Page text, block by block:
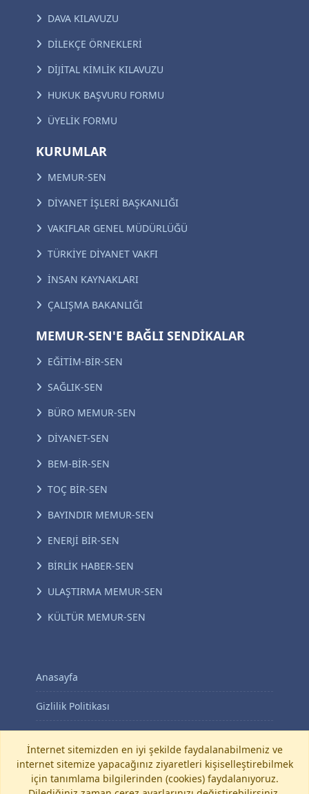
DAVA KILAVUZU
DİLEKÇE ÖRNEKLERİ
DİJİTAL KİMLİK KILAVUZU
HUKUK BAŞVURU FORMU
ÜYELİK FORMU
KURUMLAR
MEMUR-SEN
DİYANET İŞLERİ BAŞKANLIĞI
VAKIFLAR GENEL MÜDÜRLÜĞÜ
TÜRKİYE DİYANET VAKFI
İNSAN KAYNAKLARI
ÇALIŞMA BAKANLIĞI
MEMUR-SEN'E BAĞLI SENDİKALAR
EĞİTİM-BİR-SEN
SAĞLIK-SEN
BÜRO MEMUR-SEN
DİYANET-SEN
BEM-BİR-SEN
TOÇ BİR-SEN
BAYINDIR MEMUR-SEN
ENERJİ BİR-SEN
BİRLİK HABER-SEN
ULAŞTIRMA MEMUR-SEN
KÜLTÜR MEMUR-SEN
Anasayfa
Gizlilik Politikası
KVKK Aydınlatma Metni
İletişim
İnternet sitemizden en iyi şekilde faydalanabilmeniz ve
internet sitemize yapacağınız ziyaretleri kişiselleştirebilmek
için tanımlama bilgilerinden (cookies) faydalanıyoruz.